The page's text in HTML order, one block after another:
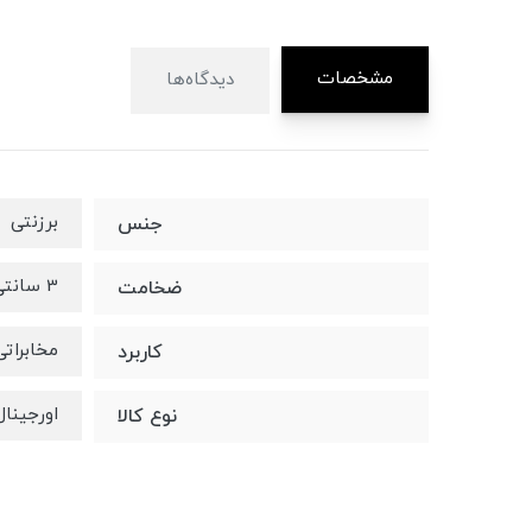
مشخصات دیدگاه‌ها
جنس برزنتی
ضخامت 3 سانتی متر
کاربرد
نوع کالا